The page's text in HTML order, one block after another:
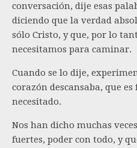
conversación, dije esas
diciendo que la verdad
sólo Cristo, y que, por lo
necesitamos para caminar.
Cuando se lo dije,
corazón descansaba, que
necesitado.
Nos han dicho muchas
fuertes, poder con todo, y